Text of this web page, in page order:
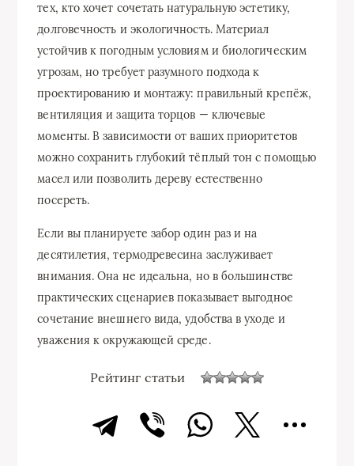
тех, кто хочет сочетать натуральную эстетику,
долговечность и экологичность. Материал
устойчив к погодным условиям и биологическим
угрозам, но требует разумного подхода к
проектированию и монтажу: правильный крепёж,
вентиляция и защита торцов — ключевые
моменты. В зависимости от ваших приоритетов
можно сохранить глубокий тёплый тон с помощью
масел или позволить дереву естественно
посереть.
Если вы планируете забор один раз и на
десятилетия, термодревесина заслуживает
внимания. Она не идеальна, но в большинстве
практических сценариев показывает выгодное
сочетание внешнего вида, удобства в уходе и
уважения к окружающей среде.
Рейтинг статьи